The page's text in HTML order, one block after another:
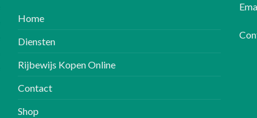
Home
Diensten
Rijbewijs Kopen Online
Contact
Shop